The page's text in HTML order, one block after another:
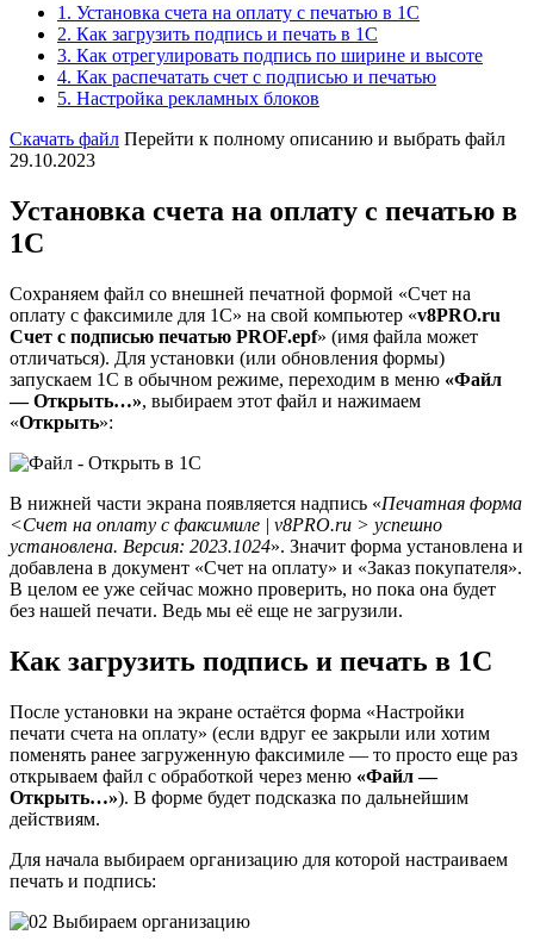
1. Установка счета на оплату с печатью в 1С
2. Как загрузить подпись и печать в 1С
3. Как отрегулировать подпись по ширине и высоте
4. Как распечатать счет с подписью и печатью
5. Настройка рекламных блоков
Скачать файл Перейти к полному описанию и выбрать файл
29.10.2023
Установка счета на оплату с печатью в
1С
Сохраняем файл со внешней печатной формой «Счет на
оплату с факсимиле для 1С» на свой компьютер «v8PRO.ru
Счет с подписью печатью PROF.epf» (имя файла может
отличаться). Для установки (или обновления формы)
запускаем 1С в обычном режиме, переходим в меню «Файл
— Открыть…», выбираем этот файл и нажимаем
«Открыть»:
В нижней части экрана появляется надпись «Печатная форма
<Счет на оплату с факсимиле | v8PRO.ru > успешно
установлена. Версия: 2023.1024». Значит форма установлена и
добавлена в документ «Счет на оплату» и «Заказ покупателя».
В целом ее уже сейчас можно проверить, но пока она будет
без нашей печати. Ведь мы её еще не загрузили.
Как загрузить подпись и печать в 1С
После установки на экране остаётся форма «Настройки
печати счета на оплату» (если вдруг ее закрыли или хотим
поменять ранее загруженную факсимиле — то просто еще раз
открываем файл с обработкой через меню «Файл —
Открыть…»). В форме будет подсказка по дальнейшим
действиям.
Для начала выбираем организацию для которой настраиваем
печать и подпись: